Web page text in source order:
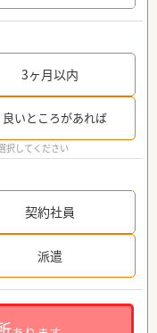
3ヶ月以内
良いところがあれば
択してください
契約社員
派遣